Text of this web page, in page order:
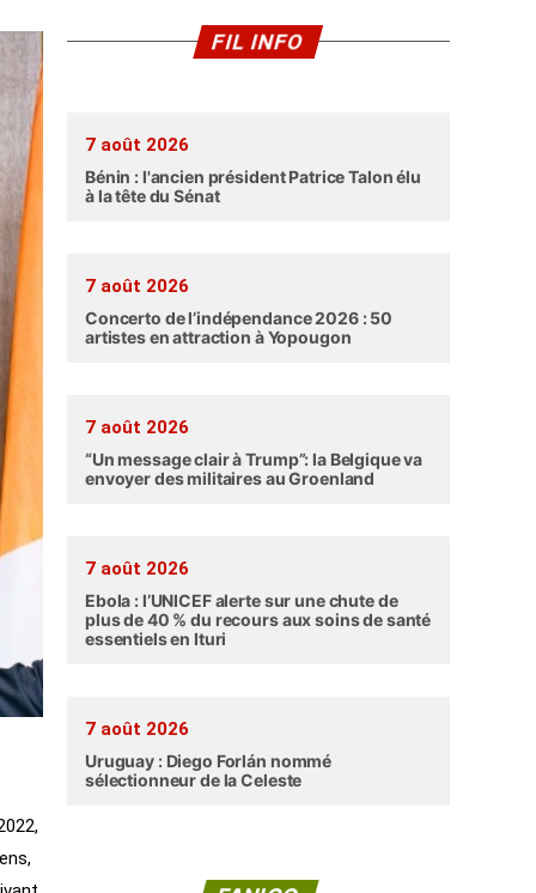
FIL INFO
7 août 2026
Bénin : l'ancien président Patrice Talon élu
à la tête du Sénat
7 août 2026
Concerto de l’indépendance 2026 : 50
artistes en attraction à Yopougon
7 août 2026
“Un message clair à Trump”: la Belgique va
envoyer des militaires au Groenland
7 août 2026
Ebola : l’UNICEF alerte sur une chute de
plus de 40 % du recours aux soins de santé
essentiels en Ituri
7 août 2026
Uruguay : Diego Forlán nommé
sélectionneur de la Celeste